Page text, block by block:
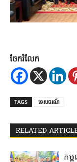
ចែករំលែក
TAGS ទេសចរណ៍
RELATED
កម្